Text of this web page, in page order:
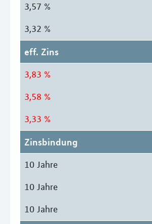
3,57 %
3,32 %
eff. Zins
3,83 %
3,58 %
3,33 %
Zinsbindung
10 Jahre
10 Jahre
10 Jahre